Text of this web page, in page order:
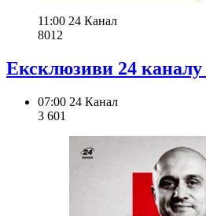
11:00 24 Канал
801 2
Ексклюзиви 24 каналу
07:00 24 Канал
3 601